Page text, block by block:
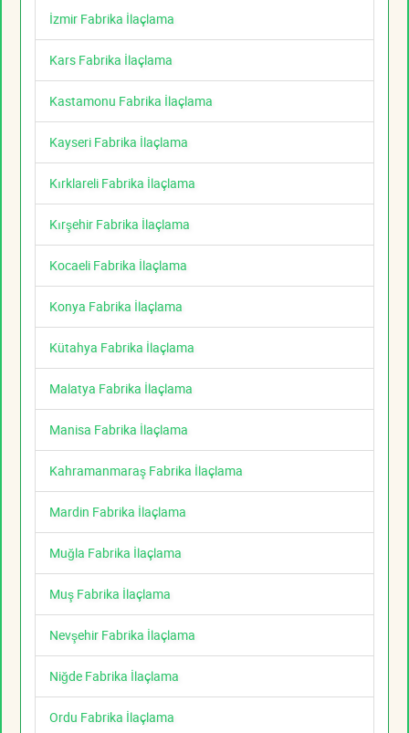
İzmir Fabrika İlaçlama
Kars Fabrika İlaçlama
Kastamonu Fabrika İlaçlama
Kayseri Fabrika İlaçlama
Kırklareli Fabrika İlaçlama
Kırşehir Fabrika İlaçlama
Kocaeli Fabrika İlaçlama
Konya Fabrika İlaçlama
Kütahya Fabrika İlaçlama
Malatya Fabrika İlaçlama
Manisa Fabrika İlaçlama
Kahramanmaraş Fabrika İlaçlama
Mardin Fabrika İlaçlama
Muğla Fabrika İlaçlama
Muş Fabrika İlaçlama
Nevşehir Fabrika İlaçlama
Niğde Fabrika İlaçlama
Ordu Fabrika İlaçlama